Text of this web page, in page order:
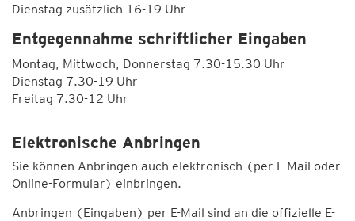
Dienstag zusätzlich 16-19 Uhr
Entgegennahme schriftlicher Eingaben
Montag, Mittwoch, Donnerstag 7.30-15.30 Uhr
Dienstag 7.30-19 Uhr
Freitag 7.30-12 Uhr
Elektronische Anbringen
Sie können Anbringen auch elektronisch (per E-Mail oder
Online-Formular) einbringen.
Anbringen (Eingaben) per E-Mail sind an die offizielle E-